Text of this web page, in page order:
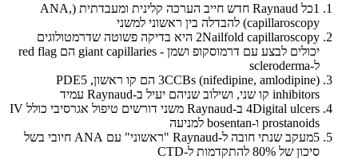
1
כל Raynaud חדש חייב הערכה קלינית ומעבדתית (ANA,
capillaroscopy) להבדלה בין ראשוני למשני
2 Nailfold capillaroscopy היא בדיקה פשוטה שדרמטולוגים
יכולים לבצע עם דרמוסקופ ושמן - giant capillaries הם red flag
ל-scleroderma
3
CCBs (nifedipine, amlodipine) הם קו ראשון, PDE5
inhibitors קו שני, ושילוב שניהם יעיל ב-Raynaud עמיד
4
Digital ulcers ב-Raynaud משני דורשים טיפול אגרסיבי כולל IV
prostanoids ו-bosentan למניעה
5
מעקב שנתי חובה ל-Raynaud "ראשוני" עם ANA חיובי בשל
סיכון של 80% להתקדמות ל-CTD